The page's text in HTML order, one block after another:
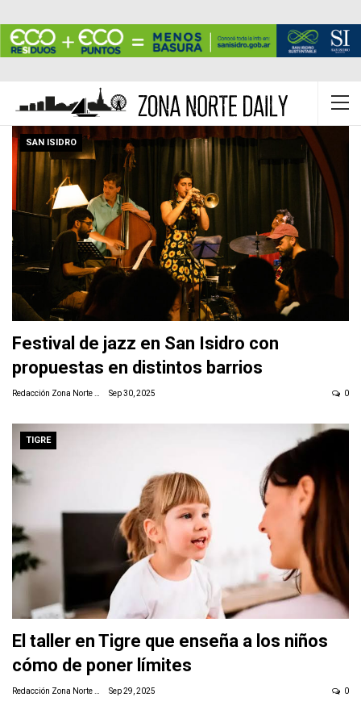
SAN ISIDRO
Festival de jazz en San Isidro con
propuestas en distintos barrios
Sep 30, 2025 0
TIGRE
El taller en Tigre que enseña a los niños
cómo de poner límites
Redacción Zona Norte Daily Sep 29, 2025 0